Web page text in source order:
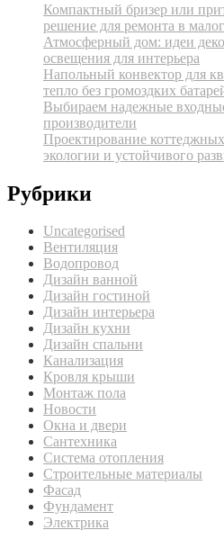
Компактный бризер или
решение для ремонта в
Атмосферный дом: идеи
освещения для интерьера
Напольный конвектор для
тепло без громоздких
Выбираем надежные
производители
Проектирование
экологии и устойчивого
Рубрики
Uncategorised
Вентиляция
Водопровод
Дизайн ванной
Дизайн гостиной
Дизайн интерьера
Дизайн кухни
Дизайн спальни
Канализация
Кровля крыши
Монтаж пола
Новости
Окна и двери
Сантехника
Система отопления
Строительные материалы
Фасад
Фундамент
Электрика